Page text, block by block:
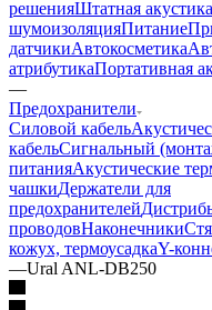
решенияШтатная акустика
шумоизоляцияПитание
датчикиАвтокосметика
атрибутикаПортативная
—
Предохранители
Силовой кабель
кабельСигнальный
питанияАкустические
чашкиДержатели для
предохранителей
проводовНаконечники
кожух, термоусадкаY-
—Ural ANL-DB250